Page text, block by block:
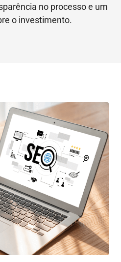
no processo e um
o investimento.